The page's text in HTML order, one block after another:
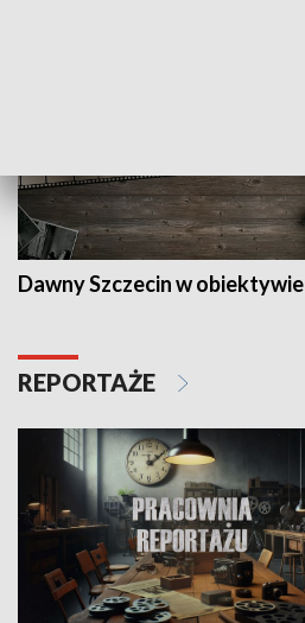
Dawny Szczecin w obiektywie
REPORTAŻE